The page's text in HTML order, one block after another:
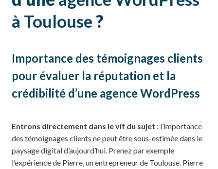
à Toulouse?
Importance des témoignages clients
pour évaluer la réputation et la
crédibilité d’une agence WordPress
Entrons directement dans le vif du sujet : l’importance
des témoignages clients ne peut être sous-estimée dans le
paysage digital d’aujourd’hui. Prenez par exemple
l’expérience de Pierre, un entrepreneur de Toulouse. Pierre